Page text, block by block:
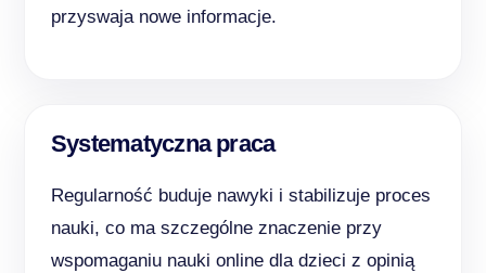
przyswaja nowe informacje.
Systematyczna praca
Regularność buduje nawyki i stabilizuje proces
nauki, co ma szczególne znaczenie przy
wspomaganiu nauki online dla dzieci z opinią